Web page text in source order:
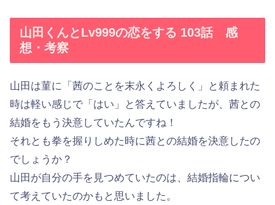
山田くんとLv999の恋をする 103話 感
想・考察
山田は菫に「茜のことを末永くよろしく」と頼まれた
時は軽い感じで「はい」と答えていましたが、茜との
結婚をもう決意していたんですね！
それとも拳を握りしめた時に茜との結婚を決意したの
でしょうか？
山田が自分の手を見つめていたのは、結婚指輪につい
て考えていたのかもと思いました。